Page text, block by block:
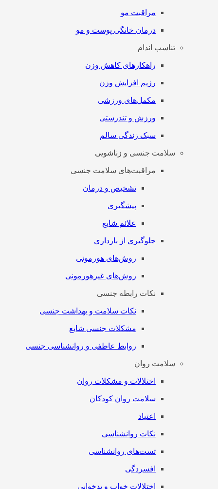
مراقبت مو
درمان خانگی پوست و مو
تناسب اندام
راهکارهای کاهش وزن
رژیم افزایش وزن
مکمل‌های ورزشی
ورزش و تندرستی
سبک زندگی سالم
سلامت جنسی و زناشویی
مراقبت‌های سلامت جنسی
تشخیص و درمان
پیشگیری
علائم شایع
جلوگیری از بارداری
روش‌های هورمونی
روش‌های غیرهورمونی
نکات رابطه جنسی
نکات سلامت و بهداشت جنسی
مشکلات جنسی شایع
روابط عاطفی و روانشناسی جنسی
سلامت روان
اختلالات و مشکلات روان
سلامت روان کودکان
اعتیاد
نکات روانشناسی
تست‌های روانشناسی
افسردگی
اختلالات خواب و بدخوابی